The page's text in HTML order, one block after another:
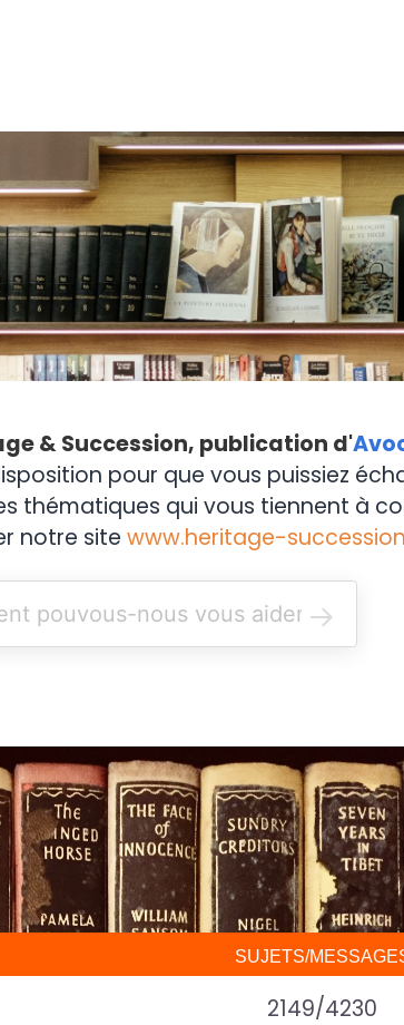
& Succession, publication d'
pour que vous puissiez
thématiques qui vous tiennent à
notre site www.heritage-
R
c
h
e
r
SUJETS/
2149/4230